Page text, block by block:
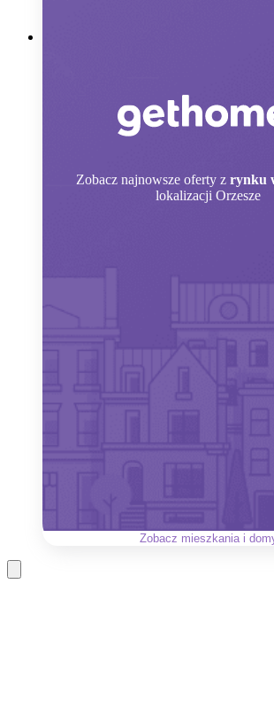
Zobacz najnowsze oferty z rynku
lokalizacji Orzesze
Zobacz mieszkania i